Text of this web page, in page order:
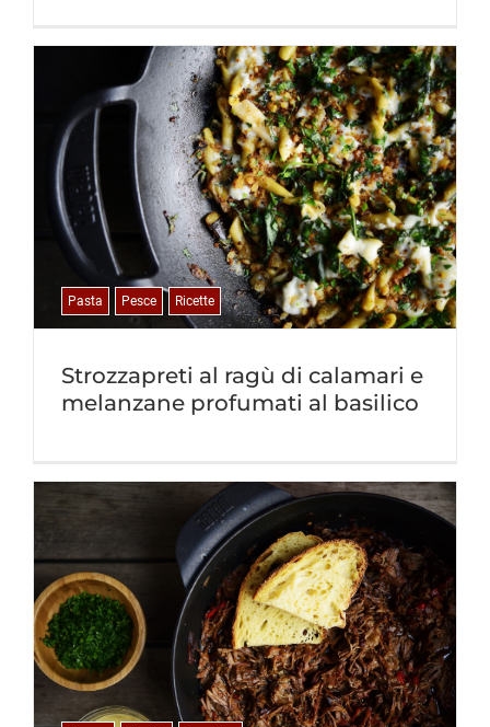
Strozzapreti al ragù di calamari e
melanzane profumati al basilico
Pasta Pesce Ricette